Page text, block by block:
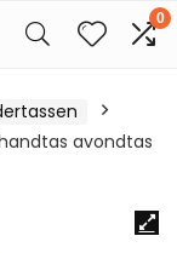
0
avondtas